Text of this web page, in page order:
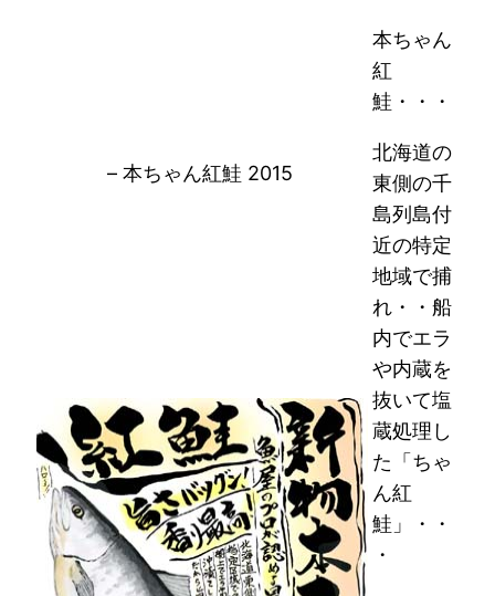
– 本ちゃん紅鮭 2015
本ちゃん
紅
鮭・・・
北海道の
東側の千
島列島付
近の特定
地域で捕
れ・・船
内でエラ
や内蔵を
抜いて塩
蔵処理し
た「ちゃ
ん紅
鮭」・・
・